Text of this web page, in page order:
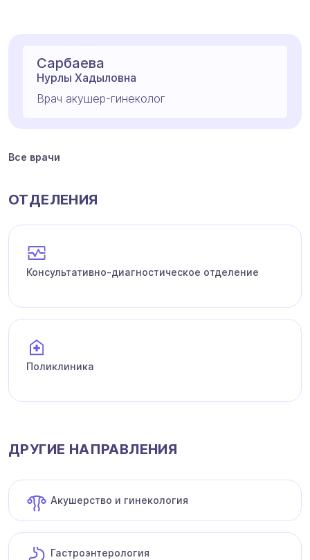
Сарбаева
Нурлы Хадыловна
Врач акушер-гинеколог
Все врачи
ОТДЕЛЕНИЯ
Консультативно-диагностическое отделение
Поликлиника
ДРУГИЕ НАПРАВЛЕНИЯ
Акушерство и гинекология
Гастроэнтерология